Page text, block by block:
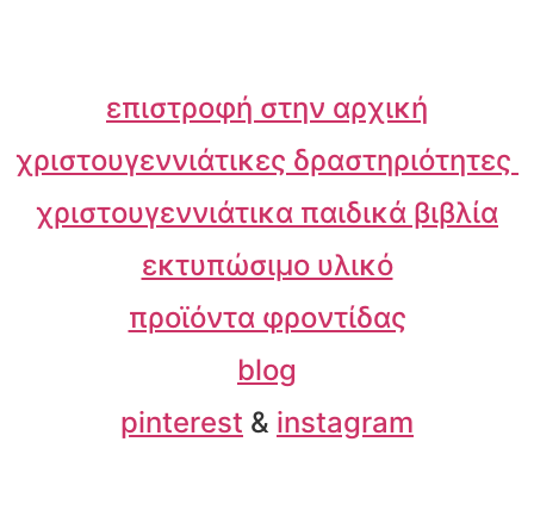
επιστροφή στην αρχική
χριστουγεννιάτικες δραστηριότητες
χριστουγεννιάτικα παιδικά βιβλία
εκτυπώσιμο υλικό
προϊόντα φροντίδας
blog
pinterest & instagram